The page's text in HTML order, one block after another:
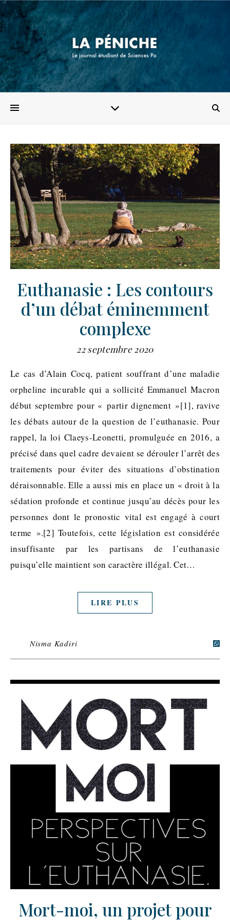
Euthanasie : Les contours
d’un débat éminemment
complexe
22 septembre 2020
Le cas d’Alain Cocq, patient souffrant d’une maladie
orpheline incurable qui a sollicité Emmanuel Macron
début septembre pour « partir dignement »[1], ravive
les débats autour de la question de l’euthanasie. Pour
rappel, la loi Claeys-Leonetti, promulguée en 2016, a
précisé dans quel cadre devaient se dérouler l’arrêt des
traitements pour éviter des situations d’obstination
déraisonnable. Elle a aussi mis en place un « droit à la
sédation profonde et continue jusqu’au décès pour les
personnes dont le pronostic vital est engagé à court
terme ».[2] Toutefois, cette législation est considérée
insuffisante par les partisans de l’euthanasie
puisqu’elle maintient son caractère illégal. Cet…
LIRE PLUS
Nisma Kadiri
Mort-moi, un projet pour